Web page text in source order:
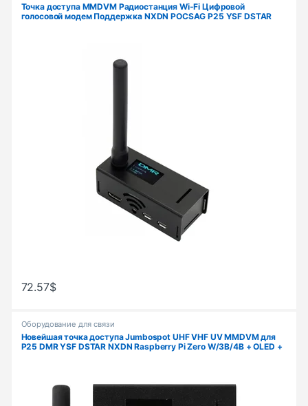
Точка доступа MMDVM Радиостанция Wi-Fi Цифровой
голосовой модем Поддержка NXDN POCSAG P25 YSF DSTAR
72.57$
Оборудование для связи
Новейшая точка доступа Jumbospot UHF VHF UV MMDVM для
P25 DMR YSF DSTAR NXDN Raspberry Pi Zero W/3B/4B + OLED +